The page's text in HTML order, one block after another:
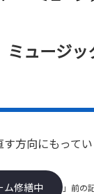
ュージ
方向にもってい
修繕中 」前の